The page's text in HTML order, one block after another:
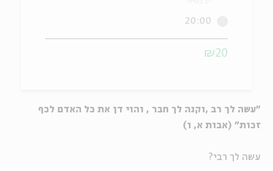
"עשה לך רב ,וקנה לך חבר , והוי דן את כל האדם לכף
זכות" (אבות א, ו)
עשה לך רבי?
20:00
₪20